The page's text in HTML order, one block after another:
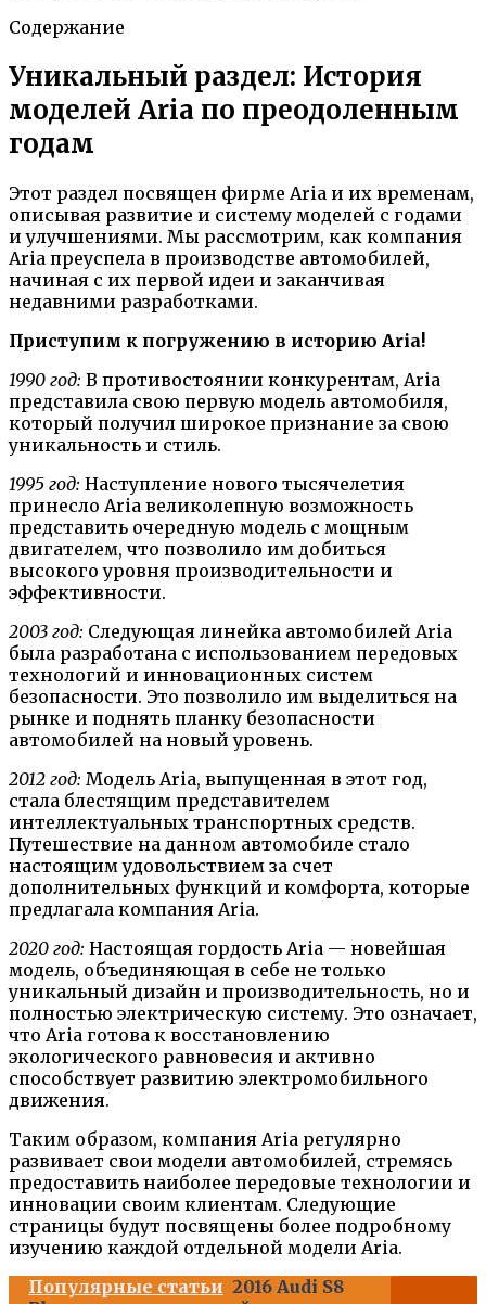
Содержание
Уникальный раздел: История
моделей Aria по преодоленным
годам
Этот раздел посвящен фирме Aria и их временам,
описывая развитие и систему моделей с годами
и улучшениями. Мы рассмотрим, как компания
Aria преуспела в производстве автомобилей,
начиная с их первой идеи и заканчивая
недавними разработками.
Приступим к погружению в историю Aria!
1990 год: В противостоянии конкурентам, Aria
представила свою первую модель автомобиля,
который получил широкое признание за свою
уникальность и стиль.
1995 год: Наступление нового тысячелетия
принесло Aria великолепную возможность
представить очередную модель с мощным
двигателем, что позволило им добиться
высокого уровня производительности и
эффективности.
2003 год: Следующая линейка автомобилей Aria
была разработана с использованием передовых
технологий и инновационных систем
безопасности. Это позволило им выделиться на
рынке и поднять планку безопасности
автомобилей на новый уровень.
2012 год: Модель Aria, выпущенная в этот год,
стала блестящим представителем
интеллектуальных транспортных средств.
Путешествие на данном автомобиле стало
настоящим удовольствием за счет
дополнительных функций и комфорта, которые
предлагала компания Aria.
2020 год: Настоящая гордость Aria — новейшая
модель, объединяющая в себе не только
уникальный дизайн и производительность, но и
полностью электрическую систему. Это означает,
что Aria готова к восстановлению
экологического равновесия и активно
способствует развитию электромобильного
движения.
Таким образом, компания Aria регулярно
развивает свои модели автомобилей, стремясь
предоставить наиболее передовые технологии и
инновации своим клиентам. Следующие
страницы будут посвящены более подробному
изучению каждой отдельной модели Aria.
Популярные статьи 2016 Audi S8